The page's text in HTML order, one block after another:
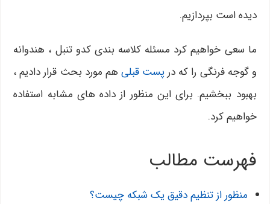
دیده است بپردازیم.
ما سعی خواهیم کرد مسئله کلاسه بندی کدو تنبل ، هندوانه
و گوجه فرنگی را که درپست قبلی هم مورد بحث قرار دادیم ،
بهبود ببخشیم. برای این منظور از داده های مشابه استفاده
خواهیم کرد.
فهرست مطالب
منظور از تنظیم دقیق یک شبکه چیست؟